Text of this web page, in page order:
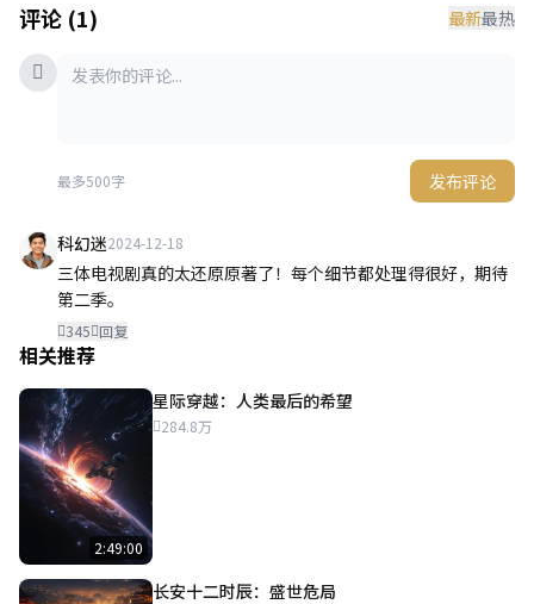
评论 (1) 最新最热
最多500字 发布评论
科幻迷2024-12-18
三体电视剧真的太还原原著了！每个细节都处理得很好，期待
第二季。
345 回复
相关推荐
2:49:00
星际穿越：人类最后的希望
284.8万
长安十二时辰：盛世危局